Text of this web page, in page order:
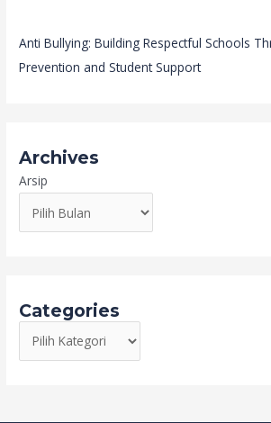
Anti Bullying: Building Respectful Schools
Prevention and Student Support
Archives
Arsip
Categories